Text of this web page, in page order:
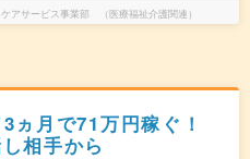
アサービス事業部 （医療福祉介護関連）
ヵ月で71万円稼ぐ！
相手から